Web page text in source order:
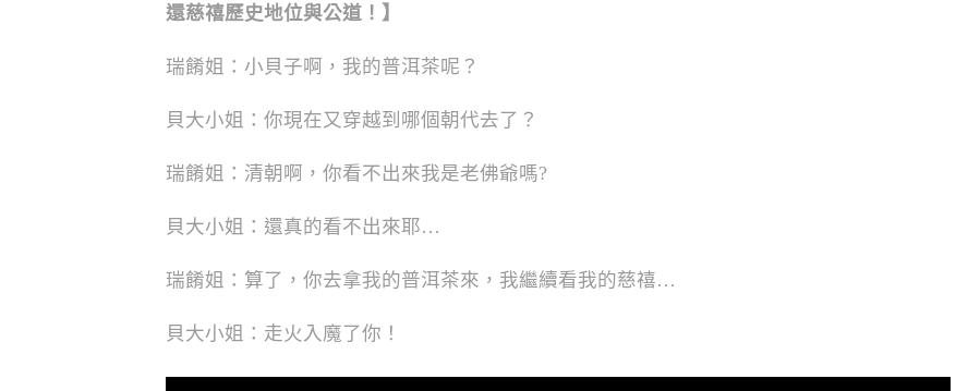
還慈禧歷史地位與公道！】
瑞餚姐：小貝子啊，我的普洱茶呢？
貝大小姐：你現在又穿越到哪個朝代去了？
瑞餚姐：清朝啊，你看不出來我是老佛爺嗎?
貝大小姐：還真的看不出來耶…
瑞餚姐：算了，你去拿我的普洱茶來，我繼續看我的慈禧…
貝大小姐：走火入魔了你！